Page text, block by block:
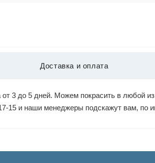
Доставка и оплата
3 до 5 дней. Можем покрасить в любой
15 и наши менеджеры подскажут вам, по